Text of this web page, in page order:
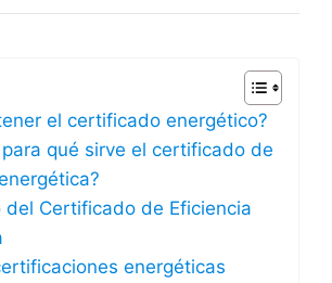
el certificado energético?
para qué sirve el certificado de
del Certificado de Eficiencia
energéticas